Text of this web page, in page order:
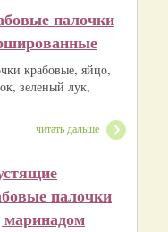
палочки
крабовые, яйцо,
зеленый лук,
читать дальше
палочки
маринадом